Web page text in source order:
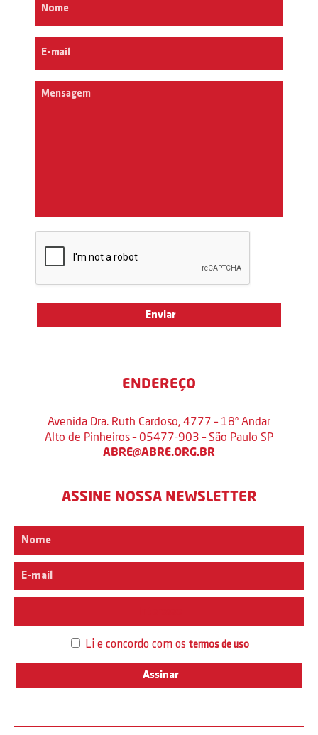
ENDEREÇO
Avenida Dra. Ruth Cardoso, 4777 – 18º Andar
Alto de Pinheiros – 05477-903 – São Paulo SP
ABRE@ABRE.ORG.BR
ASSINE NOSSA NEWSLETTER
Li e concordo com os termos de uso